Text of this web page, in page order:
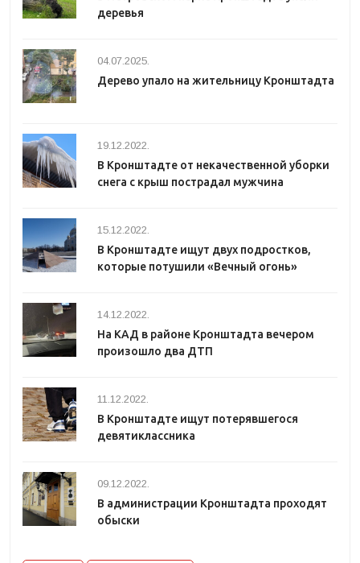
деревья
04.07.2025.
Дерево упало на жительницу Кронштадта
19.12.2022.
В Кронштадте от некачественной уборки
снега с крыш пострадал мужчина
15.12.2022.
В Кронштадте ищут двух подростков,
которые потушили «Вечный огонь»
14.12.2022.
На КАД в районе Кронштадта вечером
произошло два ДТП
11.12.2022.
В Кронштадте ищут потерявшегося
девятиклассника
09.12.2022.
В администрации Кронштадта проходят
обыски